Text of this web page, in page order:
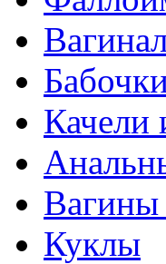
Качели
Вагины
Куклы